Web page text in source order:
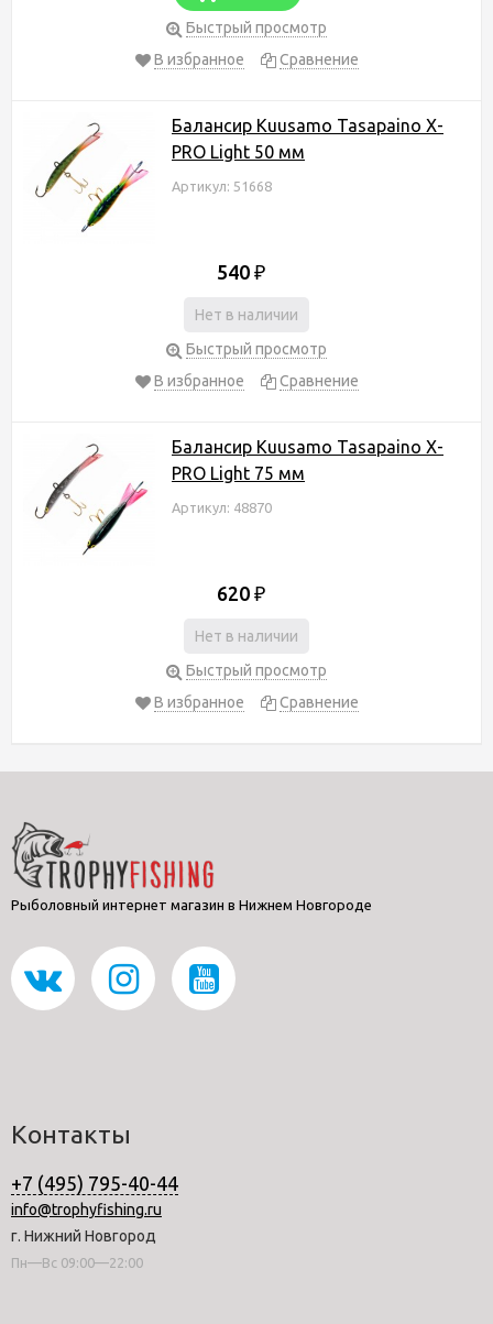
Быстрый просмотр
В избранное
Сравнение
Балансир Kuusamo Tasapaino X-
PRO Light 50 мм
Артикул: 51668
540 ₽
Нет в наличии
Быстрый просмотр
В избранное
Сравнение
Балансир Kuusamo Tasapaino X-
PRO Light 75 мм
Артикул: 48870
620 ₽
Нет в наличии
Быстрый просмотр
В избранное
Сравнение
Рыболовный интернет магазин в Нижнем Новгороде
Контакты
+7 (495) 795-40-44
info@trophyfishing.ru
г. Нижний Новгород
Пн—Вс 09:00—22:00